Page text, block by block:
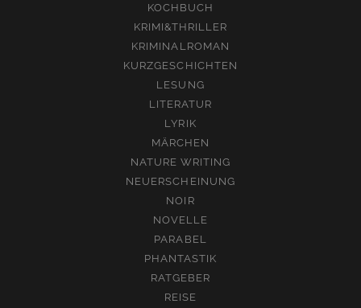
KOCHBUCH
KRIMI&THRILLER
KRIMINALROMAN
KURZGESCHICHTEN
LESUNG
LITERATUR
LYRIK
MÄRCHEN
NATURE WRITING
NEUERSCHEINUNG
NOIR
NOVELLE
PARABEL
PHANTASTIK
RATGEBER
REISE